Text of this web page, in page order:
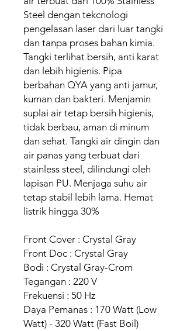
Steel dengan tekcnologi
pengelasan laser dari luar tangki
dan tanpa proses bahan kimia.
Tangki terlihat bersih, anti karat
dan lebih higienis. Pipa
berbahan QYA yang anti jamur,
kuman dan bakteri. Menjamin
suplai air tetap bersih higienis,
tidak berbau, aman di minum
dan sehat. Tangki air dingin dan
air panas yang terbuat dari
stainless steel, dilindungi oleh
lapisan PU. Menjaga suhu air
tetap stabil lebih lama. Hemat
listrik hingga 30%
Front Cover : Crystal Gray
Front Doc : Crystal Gray
Bodi : Crystal Gray-Crom
Tegangan : 220 V
Frekuensi : 50 Hz
Daya Pemanas : 170 Watt (Low
Watt) - 320 Watt (Fast Boil)